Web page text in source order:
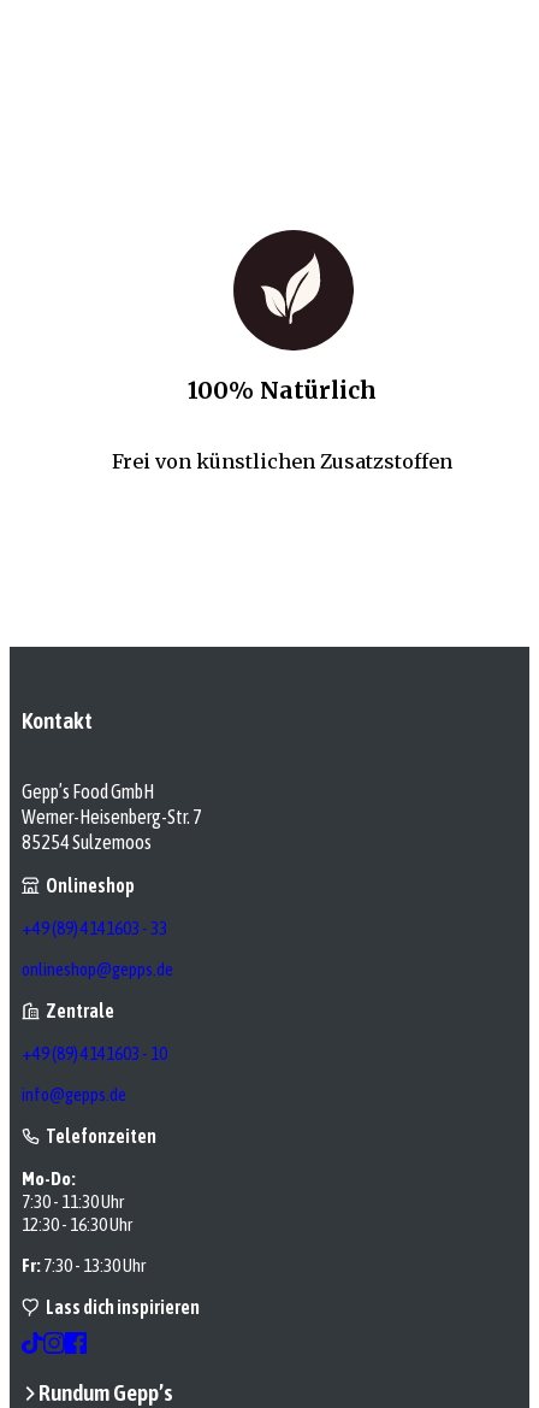
100% Natürlich
Frei von künstlichen Zusatzstoffen
Kontakt
Gepp’s Food GmbH
Werner-Heisenberg-Str. 7
85254 Sulzemoos
Onlineshop
+49 (89) 4141603 - 33
onlineshop@gepps.de
Zentrale
+49 (89) 4141603 - 10
info@gepps.de
Telefonzeiten
Mo-Do:
7:30 - 11:30 Uhr
12:30 - 16:30 Uhr
Fr:7:30 - 13:30 Uhr
Lass dich inspirieren
Rundum Gepp’s